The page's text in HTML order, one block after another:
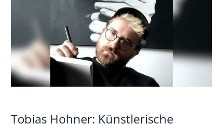
Tobias Hohner: Künstlerische
Schizophrenie